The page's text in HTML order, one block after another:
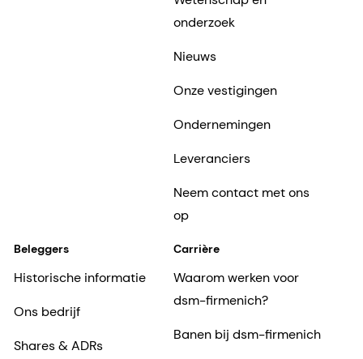
onderzoek
Nieuws
Onze vestigingen
Ondernemingen
Leveranciers
Neem contact met ons
op
Beleggers
Historische informatie
Ons bedrijf
Shares & ADRs
Carrière
Waarom werken voor
dsm-firmenich?
Banen bij dsm-firmenich